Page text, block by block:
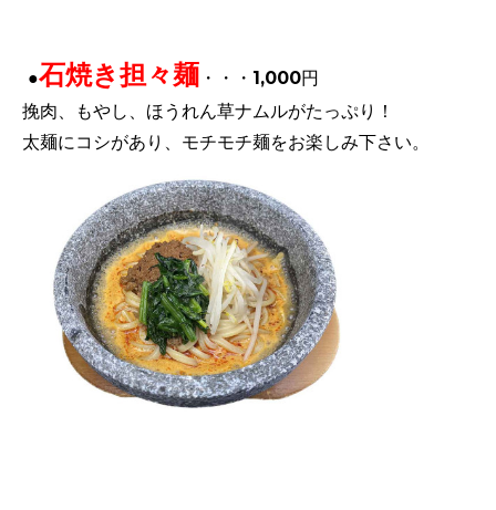
●石焼き担々麺 ・・・1,000円
挽肉、もやし、ほうれん草ナムルがたっぷり！
太麺にコシがあり、モチモチ麺をお楽しみ下さい。